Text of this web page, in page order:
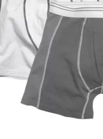
de trajes de baño para
de trajes de baño para niños